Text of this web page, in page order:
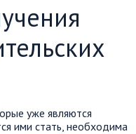
уже являются
ими стать, необходима